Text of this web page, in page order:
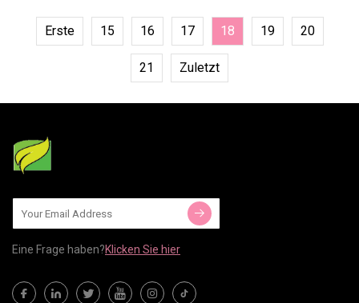
Erste 15 16 17 18 19 20
21 Zuletzt
Eine Frage haben?Klicken Sie hier